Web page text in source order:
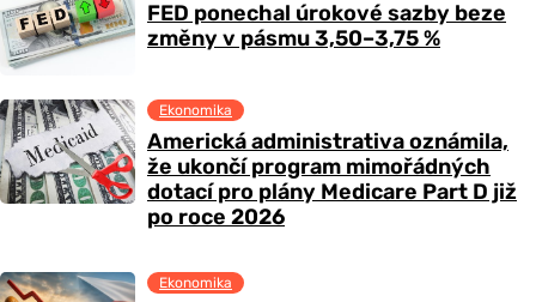
FED ponechal úrokové sazby beze
změny v pásmu 3,50–3,75 %
Americká administrativa oznámila,
že ukončí program mimořádných
dotací pro plány Medicare Part D již
po roce 2026
Ekonomika
Ekonomika